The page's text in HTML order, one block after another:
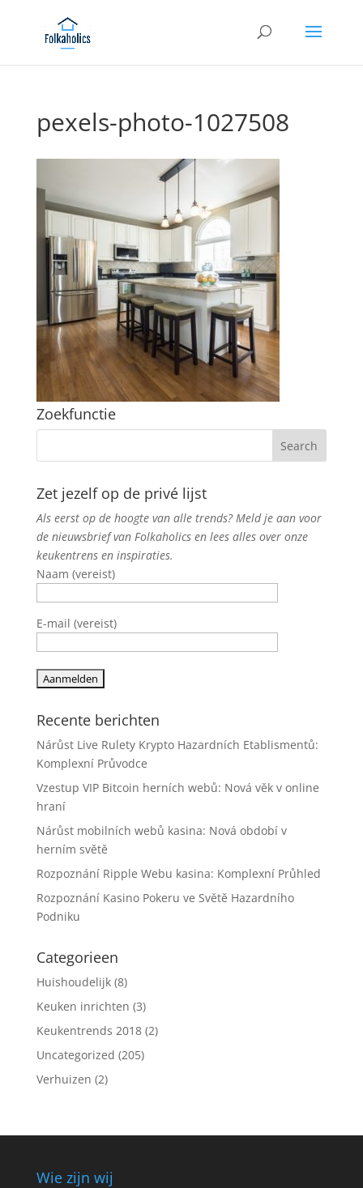
pexels-photo-1027508
Zoekfunctie
Zet jezelf op de privé lijst
Als eerst op de hoogte van alle trends? Meld je aan voor
de nieuwsbrief van Folkaholics en lees alles over onze
keukentrens en inspiraties.
Naam (vereist)
E-mail (vereist)
Recente berichten
Nárůst Live Rulety Krypto Hazardních Etablismentů:
Komplexní Průvodce
Vzestup VIP Bitcoin herních webů: Nová věk v online
hraní
Nárůst mobilních webů kasina: Nová období v
herním světě
Rozpoznání Ripple Webu kasina: Komplexní Průhled
Rozpoznání Kasino Pokeru ve Světě Hazardního
Podniku
Categorieen
Huishoudelijk(8)
Keuken inrichten (3)
Keukentrends 2018(2)
Uncategorized (205)
Verhuizen (2)
Wie zijn wij